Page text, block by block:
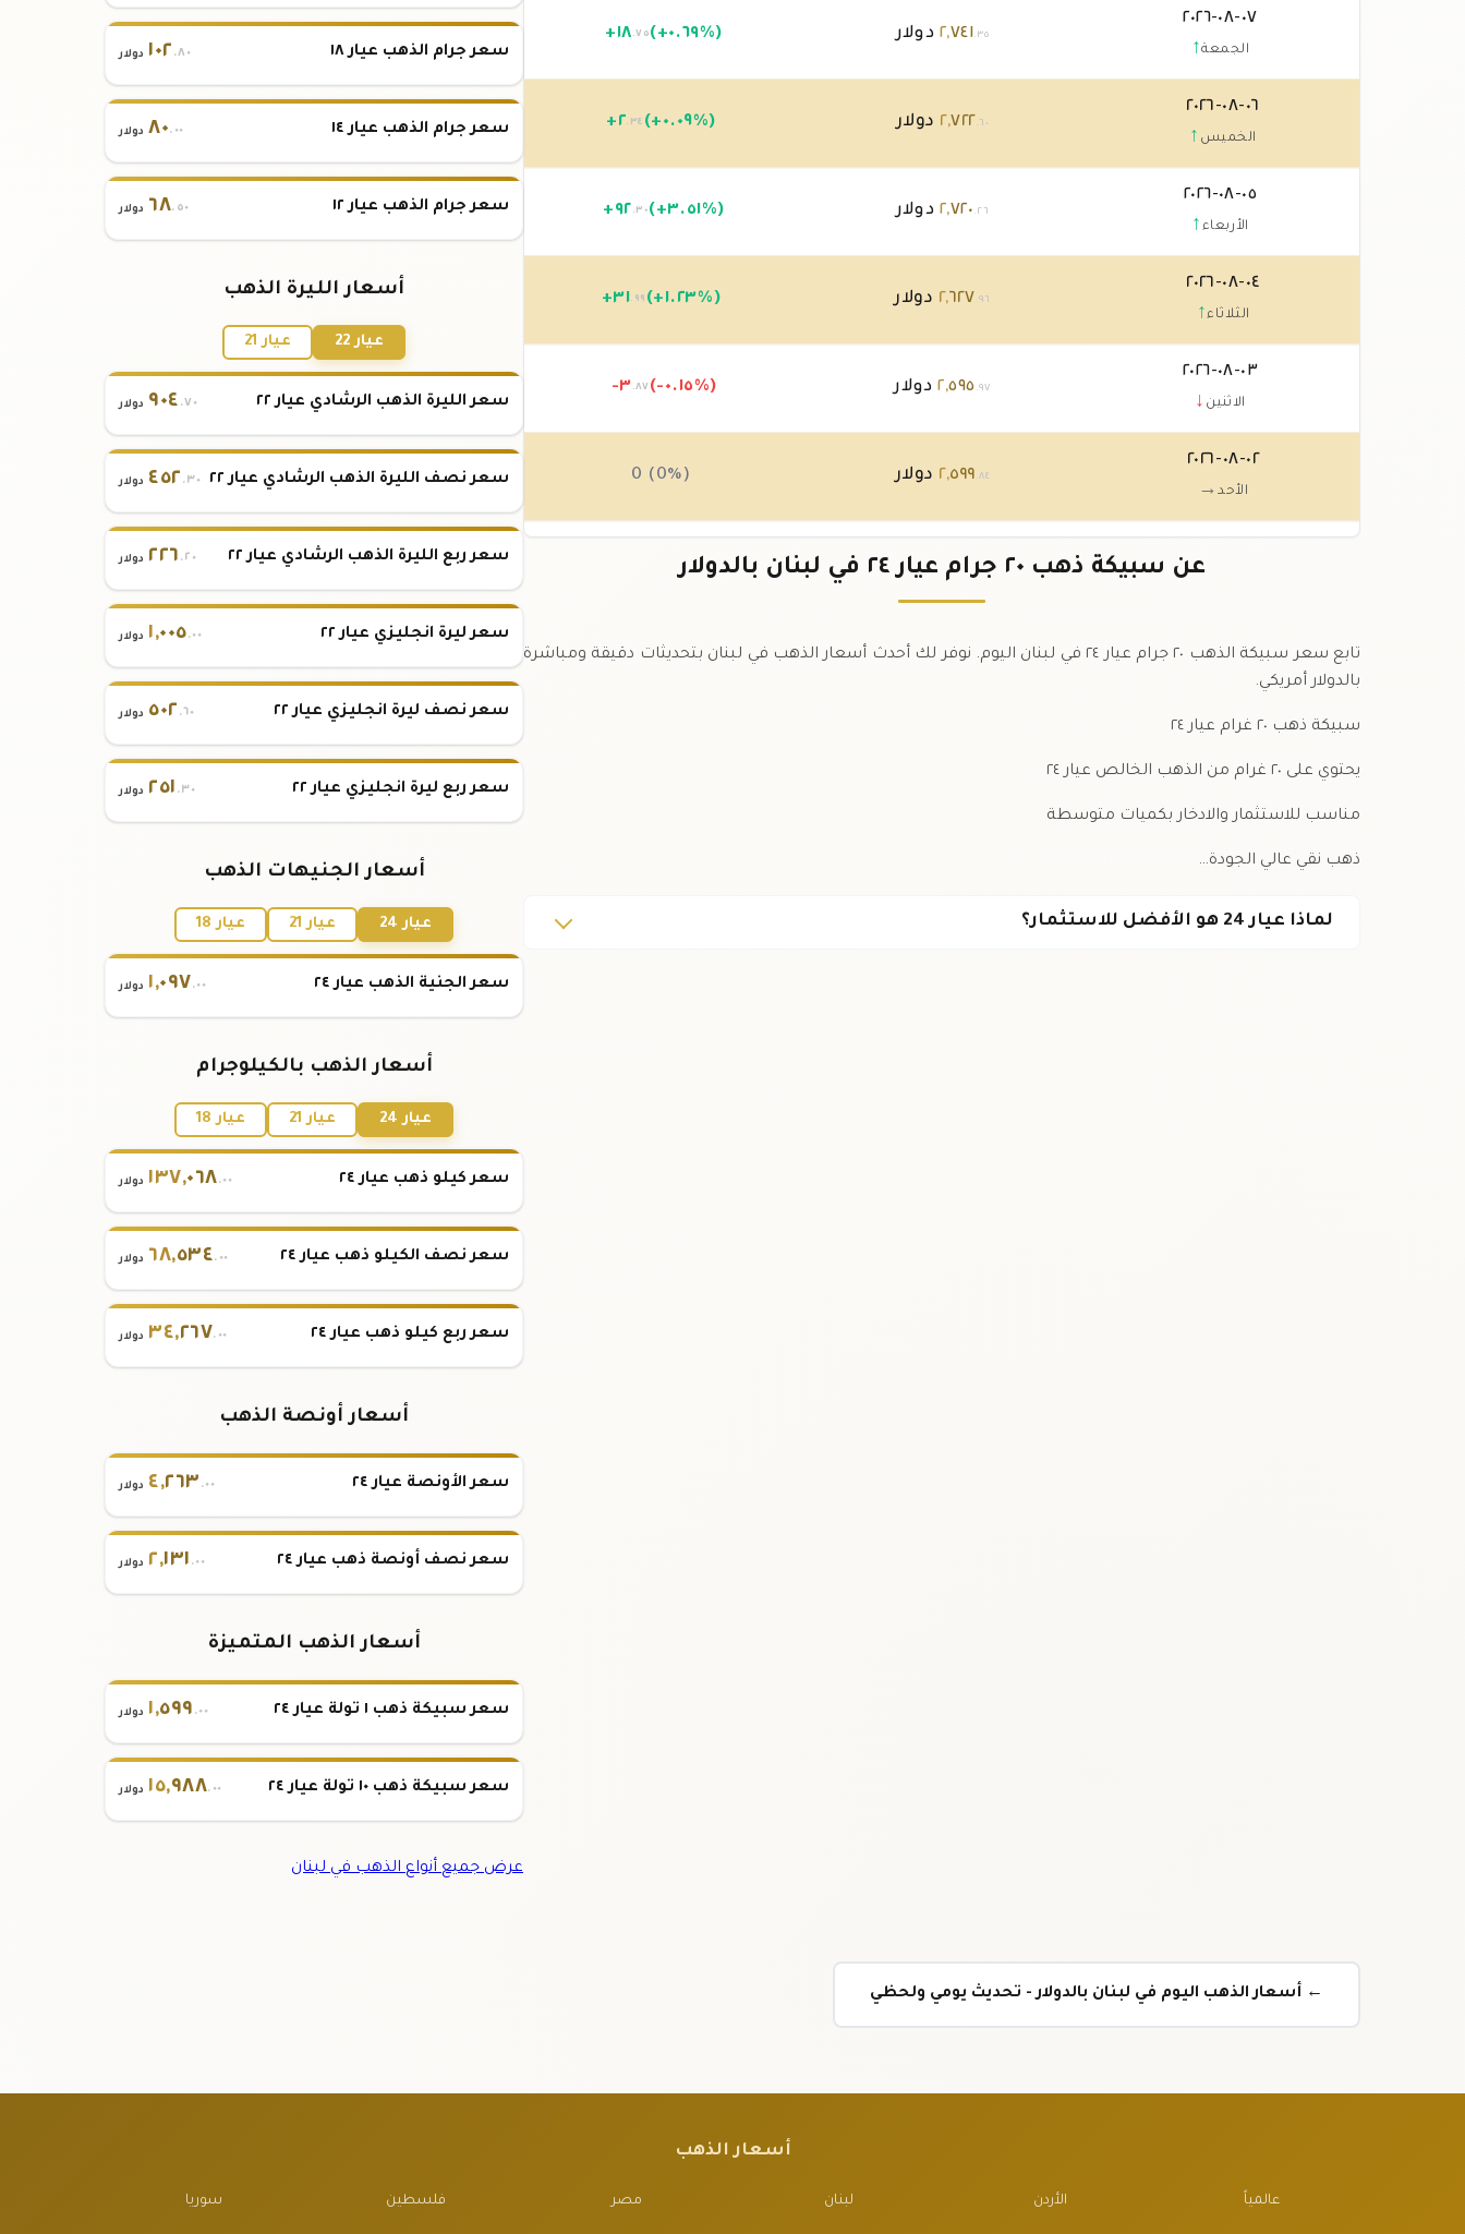
٠٧-٠٨-٢٠٢٦
الجمعة↑
٢,٧٤١.٣٥ دولار +١٨ .٧٥ (+٠.٦٩%)
٠٦-٠٨-٢٠٢٦
الخميس ↑
٢,٧٢٢.٦٠ دولار +٢ .٣٤ (+٠.٠٩%)
٠٥-٠٨-٢٠٢٦
الأربعاء ↑
٢,٧٢٠.٢٦ دولار +٩٢ .٣٠ (+٣.٥١%)
٠٤-٠٨-٢٠٢٦
الثلاثاء↑
٢,٦٢٧.٩٦ دولار +٣١ .٩٩ (+١.٢٣%)
٠٣-٠٨-٢٠٢٦
الاثنين ↓
٢,٥٩٥ .٩٧ دولار -٣ .٨٧ (-٠.١٥%)
٠٢-٠٨-٢٠٢٦
الأحد→
٢,٥٩٩.٨٤ دولار 0 (0%)
,٥٩٩ .٨٤ دولار (-٠.٠٤%) عن سبيكة ذهب ٢٠ جرام عيار ٢٤ في لبنان بالدولار
تابع سعر سبيكة الذهب ٢٠ جرام عيار ٢٤ في لبنان اليوم. نوفر لك أحدث أسعار الذهب في لبنان بتحديثات دقيقة ومباشرة
بالدولار أمريكي.
سبيكة ذهب ٢٠ غرام عيار ٢٤
يحتوي على ٢٠ غرام من الذهب الخالص عيار ٢٤
مناسب للاستثمار والادخار بكميات متوسطة
ذهب نقي عالي الجودة…
لماذا عيار 24 هو الأفضل للاستثمار؟
سعر جرام الذهب عيار ١٨ ١٠٢ .٨٠ دولار
سعر جرام الذهب عيار ١٤ ٨٠.٠٠ دولار
سعر جرام الذهب عيار ١٢ ٦٨.٥٠ دولار
أسعار الليرة الذهب
عيار 22 عيار 21
سعر الليرة الذهب الرشادي عيار ٢٢ ٩٠٤ .٧٠ دولار
سعر نصف الليرة الذهب الرشادي عيار ٢٢ ٤٥٢ .٣٠ دولار
سعر ربع الليرة الذهب الرشادي عيار ٢٢ ٢٢٦ .٢٠ دولار
سعر ليرة انجليزي عيار ٢٢ ١,٠٠٥.٠٠ دولار
سعر نصف ليرة انجليزي عيار ٢٢ ٥٠٢ .٦٠ دولار
سعر ربع ليرة انجليزي عيار ٢٢ ٢٥١ .٣٠ دولار
أسعار الجنيهات الذهب
عيار 24 عيار 21 عيار 18
سعر الجنية الذهب عيار ٢٤ ١,٠٩٧ .٠٠ دولار
أسعار الذهب بالكيلوجرام
عيار 24 عيار 21 عيار 18
سعر كيلو ذهب عيار ٢٤ ١٣٧,٠٦٨.٠٠ دولار
سعر نصف الكيلو ذهب عيار ٢٤ ٦٨,٥٣٤.٠٠ دولار
سعر ربع كيلو ذهب عيار ٢٤ ٣٤,٢٦٧.٠٠ دولار
أسعار أونصة الذهب
سعر الأونصة عيار ٢٤ ٤,٢٦٣ .٠٠ دولار
سعر نصف أونصة ذهب عيار ٢٤ ٢,١٣١ .٠٠ دولار
أسعار الذهب المتميزة
سعر سبيكة ذهب ١ تولة عيار ٢٤ ١,٥٩٩ .٠٠ دولار
سعر سبيكة ذهب ١٠ تولة عيار ٢٤ ١٥,٩٨٨.٠٠ دولار
عرض جميع أنواع الذهب في لبنان
← أسعار الذهب اليوم في لبنان بالدولار - تحديث يومي ولحظي
أسعار الذهب
عالمياً الأردن لبنان مصر فلسطين سوريا